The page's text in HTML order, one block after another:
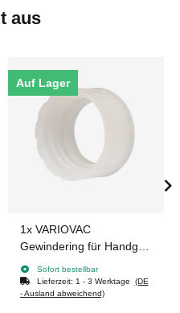
aus
Auf Lager
1x VARIOVAC
Gewindering für Handgriff
STANDARD
Sofort bestellbar
Lieferzeit: 1 - 3 Werktage (DE
- Ausland abweichend)